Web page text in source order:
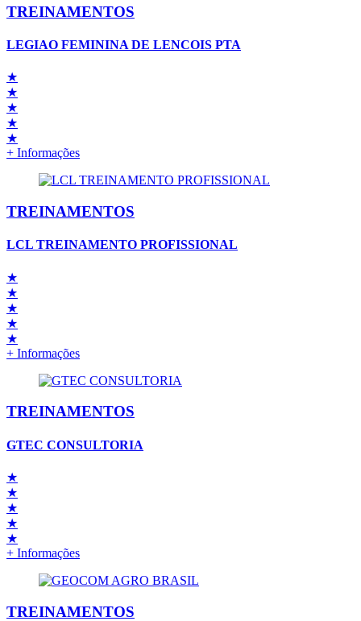
TREINAMENTOS
LEGIAO FEMININA DE LENCOIS PTA
★
★
★
★
★
+ Informações
TREINAMENTOS
LCL TREINAMENTO PROFISSIONAL
★
★
★
★
★
+ Informações
TREINAMENTOS
GTEC CONSULTORIA
★
★
★
★
★
+ Informações
TREINAMENTOS